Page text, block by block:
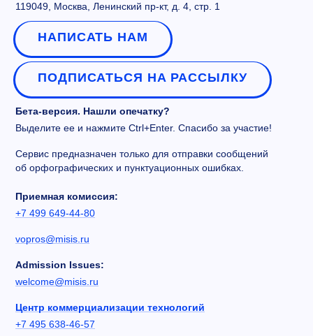
119049, Москва, Ленинский пр-кт, д. 4, стр. 1
НАПИСАТЬ НАМ
ПОДПИСАТЬСЯ НА РАССЫЛКУ
Бета-версия. Нашли опечатку?
Выделите ее и нажмите Ctrl+Enter. Спасибо за участие!
Сервис предназначен только для отправки сообщений
об орфографических и пунктуационных ошибках.
Приемная комиссия:
+7 499 649-44-80
vopros@misis.ru
Admission Issues:
welcome@misis.ru
Центр коммерциализации технологий
+7 495 638-46-57